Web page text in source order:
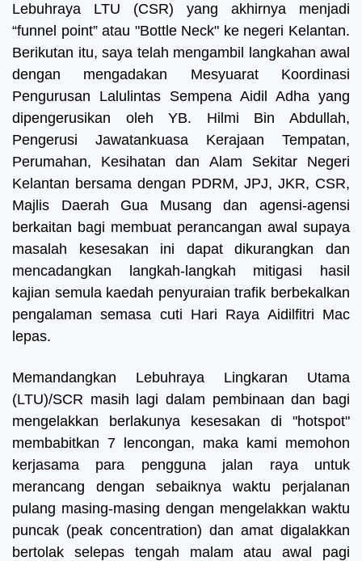
Lebuhraya LTU (CSR) yang akhirnya menjadi
“funnel point” atau "Bottle Neck" ke negeri Kelantan.
Berikutan itu, saya telah mengambil langkahan awal
dengan mengadakan Mesyuarat Koordinasi
Pengurusan Lalulintas Sempena Aidil Adha yang
dipengerusikan oleh YB. Hilmi Bin Abdullah,
Pengerusi Jawatankuasa Kerajaan Tempatan,
Perumahan, Kesihatan dan Alam Sekitar Negeri
Kelantan bersama dengan PDRM, JPJ, JKR, CSR,
Majlis Daerah Gua Musang dan agensi-agensi
berkaitan bagi membuat perancangan awal supaya
masalah kesesakan ini dapat dikurangkan dan
mencadangkan langkah-langkah mitigasi hasil
kajian semula kaedah penyuraian trafik berbekalkan
pengalaman semasa cuti Hari Raya Aidilfitri Mac
lepas.
Memandangkan Lebuhraya Lingkaran Utama
(LTU)/SCR masih lagi dalam pembinaan dan bagi
mengelakkan berlakunya kesesakan di "hotspot"
membabitkan 7 lencongan, maka kami memohon
kerjasama para pengguna jalan raya untuk
merancang dengan sebaiknya waktu perjalanan
pulang masing-masing dengan mengelakkan waktu
puncak (peak concentration) dan amat digalakkan
bertolak selepas tengah malam atau awal pagi